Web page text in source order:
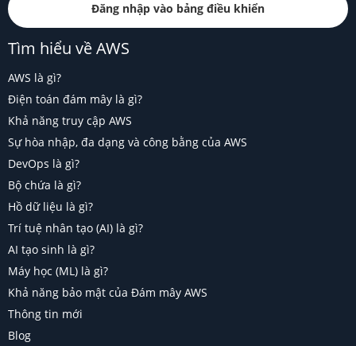
Đăng nhập vào bảng điều khiển
Tìm hiểu về AWS
AWS là gì?
Điện toán đám mây là gì?
Khả năng truy cập AWS
Sự hòa nhập, đa dạng và công bằng của AWS
DevOps là gì?
Bộ chứa là gì?
Hồ dữ liệu là gì?
Trí tuệ nhân tạo (AI) là gì?
AI tạo sinh là gì?
Máy học (ML) là gì?
Khả năng bảo mật của Đám mây AWS
Thông tin mới
Blog